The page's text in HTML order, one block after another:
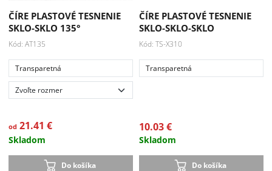
ČÍRE PLASTOVÉ TESNENIE
SKLO-SKLO 135°
Kód: AT135
Transparetná
od21.41 €
Skladom
Do košíka
ČÍRE PLASTOVÉ TESNENIE
SKLO-SKLO-SKLO
Kód: TS-X310
Transparetná
10.03 €
Skladom
Do košíka